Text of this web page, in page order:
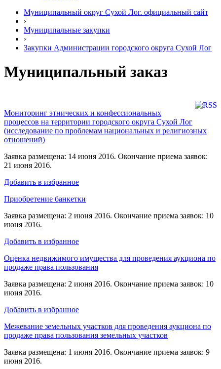
Муниципальный округ Сухой Лог. официальный сайт
›
Муниципальные закупки
›
Закупки Администрации городского округа Сухой Лог
Муниципальный заказ
Мониторинг этнических и конфессиональных
процессов на территории городского округа Сухой Лог
(исследование по проблемам национальных и религиозных
отношений)
Заявка размещена: 14 июня 2016. Окончание приема заявок:
21 июня 2016.
Добавить в избранное
Приобретение банкетки
Заявка размещена: 2 июня 2016. Окончание приема заявок: 10
июня 2016.
Добавить в избранное
Оценка недвижимого имущества для проведения аукциона по
продаже права пользования
Заявка размещена: 2 июня 2016. Окончание приема заявок: 10
июня 2016.
Добавить в избранное
Межевание земельных участков для проведения аукциона по
продаже права пользования земельных участков
Заявка размещена: 1 июня 2016. Окончание приема заявок: 9
июня 2016.